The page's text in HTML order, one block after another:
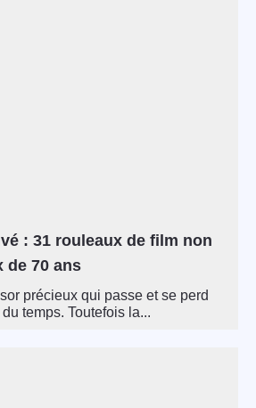
: 31 rouleaux de film non
de 70 ans
précieux qui passe et se perd
temps. Toutefois la...